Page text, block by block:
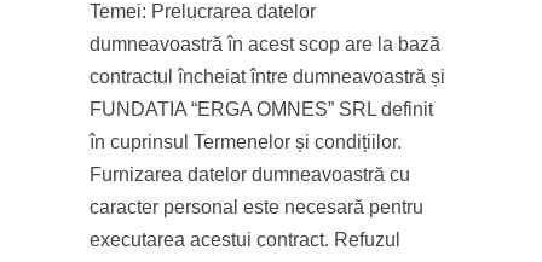
Temei: Prelucrarea datelor
dumneavoastră în acest scop are la bază
contractul încheiat între dumneavoastră și
FUNDATIA “ERGA OMNES” SRL definit
în cuprinsul Termenelor și condițiilor.
Furnizarea datelor dumneavoastră cu
caracter personal este necesară pentru
executarea acestui contract. Refuzul